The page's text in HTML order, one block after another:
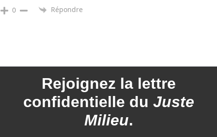
0 Répondre
Rejoignez la lettre
confidentielle du Juste
Milieu.